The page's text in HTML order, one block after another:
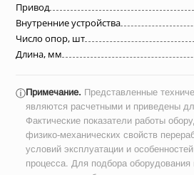
Привод
Внутренние устройства
Число опор, шт
Длина, мм
ⓘПримечание. Представленные
являются расчетными и приведены
Фактические показатели работы
физико-механических свойств
условий эксплуатации и
процесса. Для подбора оборудования